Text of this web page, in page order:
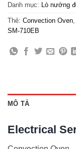
Danh mục: Lò nướng
Thẻ: Convection Oven
SM-710EB
MÔ TẢ
Electrical